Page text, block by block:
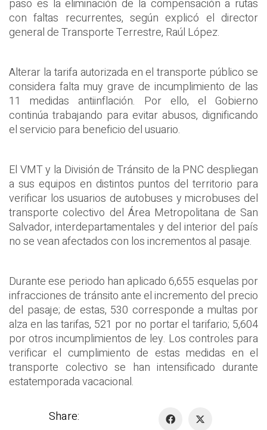
paso es la eliminación de la compensación a rutas
con faltas recurrentes, según explicó el director
general de Transporte Terrestre, Raúl López.
Alterar la tarifa autorizada en el transporte público se
considera falta muy grave de incumplimiento de las
11 medidas antiinflación. Por ello, el Gobierno
continúa trabajando para evitar abusos, dignificando
el servicio para beneficio del usuario.
El VMT y la División de Tránsito de la PNC despliegan
a sus equipos en distintos puntos del territorio para
verificar los usuarios de autobuses y microbuses del
transporte colectivo del Área Metropolitana de San
Salvador, interdepartamentales y del interior del país
no se vean afectados con los incrementos al pasaje.
Durante ese periodo han aplicado 6,655 esquelas por
infracciones de tránsito ante el incremento del precio
del pasaje; de estas, 530 corresponde a multas por
alza en las tarifas, 521 por no portar el tarifario; 5,604
por otros incumplimientos de ley. Los controles para
verificar el cumplimiento de estas medidas en el
transporte colectivo se han intensificado durante
estatemporada vacacional.
Share: